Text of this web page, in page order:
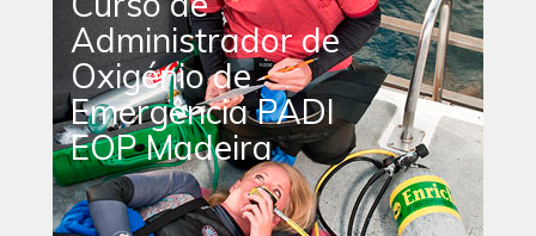
Administrador de
Oxigénio de
Emergência PADI
EOP Madeira